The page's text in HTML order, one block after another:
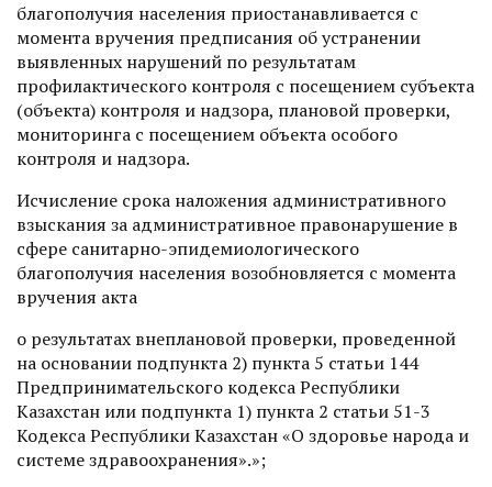
благополучия населения приостанавливается с
момента вручения предписания об устранении
выявленных нарушений по результатам
профилактического контроля с посещением субъекта
(объекта) контроля и надзора, плановой проверки,
мониторинга с посещением объекта особого
контроля и надзора.
Исчисление срока наложения административного
взыскания за административное правонарушение в
сфере санитарно-эпидемиологического
благополучия населения возобновляется с момента
вручения акта
о результатах внеплановой проверки, проведенной
на основании подпункта 2) пункта 5 статьи 144
Предпринимательского кодекса Республики
Казахстан или подпункта 1) пункта 2 статьи 51-3
Кодекса Республики Казахстан «О здоровье народа и
системе здравоохранения».»;